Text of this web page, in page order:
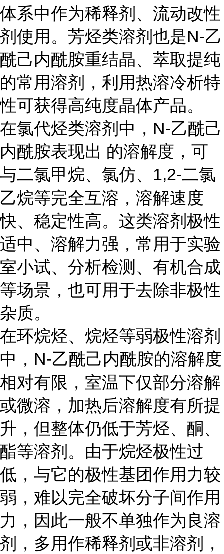
体系中作为稀释剂、流动改性
剂使用。芳烃类溶剂也是N-乙
酰己内酰胺重结晶、萃取提纯
的常用溶剂，利用热溶冷析特
性可获得高纯度晶体产品。
在氯代烃类溶剂中，N-乙酰己
内酰胺表现出 的溶解度，可
与二氯甲烷、氯仿、1,2-二氯
乙烷等完全互溶，溶解速度
快、稳定性高。这类溶剂极性
适中、溶解力强，常用于实验
室小试、分析检测、有机合成
等场景，也可用于去除非极性
杂质。
在环烷烃、烷烃等弱极性溶剂
中，N-乙酰己内酰胺的溶解度
相对有限，室温下仅部分溶解
或微溶，加热后溶解度有所提
升，但整体仍低于芳烃、酮、
酯等溶剂。由于烷烃极性过
低，与它的极性基团作用力较
弱，难以完全破坏分子间作用
力，因此一般不单独作为良溶
剂，多用作稀释剂或非溶剂，